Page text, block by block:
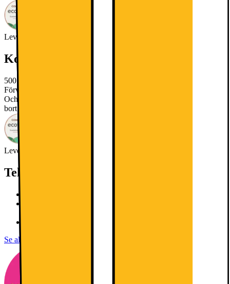
Leverantörens EcoVadis score
Kort om produkten
500 OptiSpace kylskåpet erbjuder ett rymligt inre för matvaror.
Förvaringsalternativ gör det enkelt att hitta plats för större matvaror.
Och om du behöver ännu mer utrymme kan lådorna enkelt tas
bort. Läs mer om produkten
Leverantörens EcoVadis score
Teknisk specifikation
Se alla specifikationer